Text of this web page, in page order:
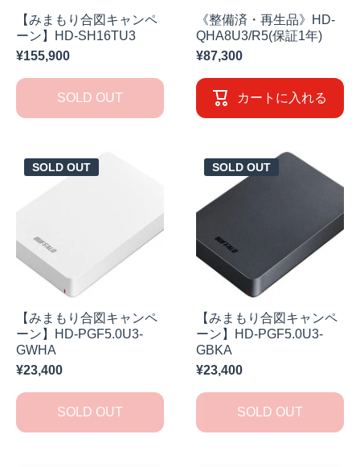
【みまもり合図キャンペ
ーン】HD-SH16TU3
¥155,900
SOLD OUT
《整備済・再生品》HD-
QHA8U3/R5(保証1年)
¥87,300
カートに入れる
SOLD OUT
【みまもり合図キャンペ
ーン】HD-PGF5.0U3-
GWHA
¥23,400
SOLD OUT
SOLD OUT
【みまもり合図キャンペ
ーン】HD-PGF5.0U3-
GBKA
¥23,400
SOLD OUT